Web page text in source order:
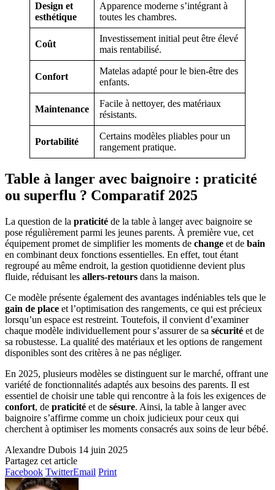
Design et
esthétique
Apparence moderne s’intégrant à
toutes les chambres.
Coût
Investissement initial peut être élevé
mais rentabilisé.
Confort
Matelas adapté pour le bien-être des
enfants.
Maintenance
Facile à nettoyer, des matériaux
résistants.
Portabilité
Certains modèles pliables pour un
rangement pratique.
Table à langer avec baignoire : praticité
ou superflu ? Comparatif 2025
La question de la praticité de la table à langer avec baignoire se
pose régulièrement parmi les jeunes parents. À première vue, cet
équipement promet de simplifier les moments de change et de bain
en combinant deux fonctions essentielles. En effet, tout étant
regroupé au même endroit, la gestion quotidienne devient plus
fluide, réduisant les allers-retours dans la maison.
Ce modèle présente également des avantages indéniables tels que le
gain de place et l’optimisation des rangements, ce qui est précieux
lorsqu’un espace est restreint. Toutefois, il convient d’examiner
chaque modèle individuellement pour s’assurer de sa sécurité et de
sa robustesse. La qualité des matériaux et les options de rangement
disponibles sont des critères à ne pas négliger.
En 2025, plusieurs modèles se distinguent sur le marché, offrant une
variété de fonctionnalités adaptés aux besoins des parents. Il est
essentiel de choisir une table qui rencontre à la fois les exigences de
confort, de praticité et de sésure. Ainsi, la table à langer avec
baignoire s’affirme comme un choix judicieux pour ceux qui
cherchent à optimiser les moments consacrés aux soins de leur bébé.
Alexandre Dubois 14 juin 2025
Partagez cet article
Facebook TwitterEmail Print